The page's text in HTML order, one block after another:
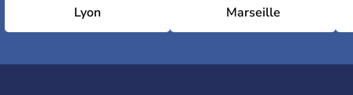
Lyon Marseille